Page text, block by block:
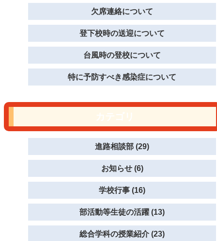
欠席連絡について
登下校時の送迎について
台風時の登校について
特に予防すべき感染症について
進路相談部 (29)
お知らせ (6)
学校行事 (16)
部活動等生徒の活躍 (13)
総合学科の授業紹介 (23)